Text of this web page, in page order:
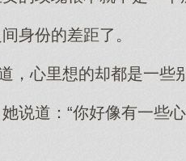
身份的差距了。
，心里想的却都是一些
说道：“你好像有一些